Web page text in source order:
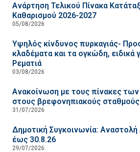
Ανάρτηση Τελικού Πίνακα
Καθαρισμού 2026-2027
05/08/2026
Υψηλός κίνδυνος πυρκαγιάς-
κλαδέματα και τα ογκώδη, ειδικά
Ρεματιά
03/08/2026
Ανακοίνωση με τους πίνακες
στους βρεφονηπιακούς
31/07/2026
Δημοτική Συγκοινωνία: Αναστολή
έως 30.8.26
29/07/2026